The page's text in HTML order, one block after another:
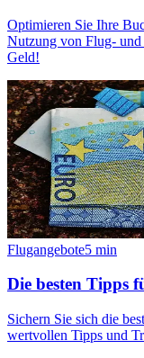
Optimieren Sie Ihre
Nutzung von Flug- und
Geld!
Flugangebote5 min
Die besten Tipps
Sichern Sie sich die
wertvollen Tipps und